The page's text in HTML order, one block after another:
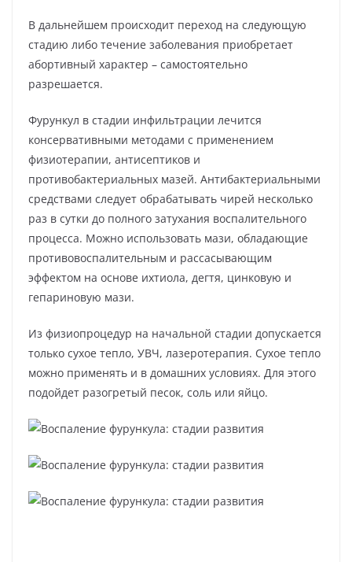
В дальнейшем происходит переход на следующую
стадию либо течение заболевания приобретает
абортивный характер – самостоятельно
разрешается.
Фурункул в стадии инфильтрации лечится
консервативными методами с применением
физиотерапии, антисептиков и
противобактериальных мазей. Антибактериальными
средствами следует обрабатывать чирей несколько
раз в сутки до полного затухания воспалительного
процесса. Можно использовать мази, обладающие
противовоспалительным и рассасывающим
эффектом на основе ихтиола, дегтя, цинковую и
гепариновую мази.
Из физиопроцедур на начальной стадии допускается
только сухое тепло, УВЧ, лазеротерапия. Сухое тепло
можно применять и в домашних условиях. Для этого
подойдет разогретый песок, соль или яйцо.